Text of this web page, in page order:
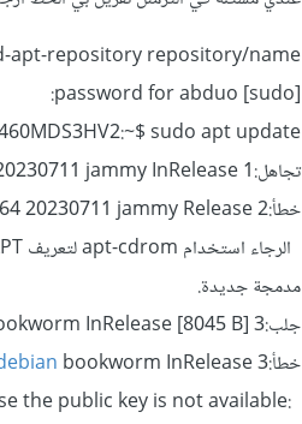
apt-repository repository/name
[sudo] password for abduo:
sudo apt update
تجاهل:1 cdrom://Linux Mint 21.2 _Victoria_ - Release amd64 20230711 jammy InRelease
خطأ:2 cdrom://Linux Mint 21.2 _Victoria_ - Release amd64 20230711 jammy Release
مدمجة جديدة.
جلب:3 InRelease [8045 B]
خطأ:3 bookworm InRelease
the public key is not available: